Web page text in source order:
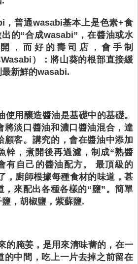
，普通wasabi基本上是色素+食
的“合成wasabi”，在醬油或水
，而好的壽司店，會手制
）：將山葵的根部直接緩
新鮮的wasabi.
使用釀造醬油是基礎中的基礎。
將淡口醬油和濃口醬油混合，達
顧客。講究的，會在醬油中添加
幹，煮開後再過濾，制成“熟醬
有自己的醬油配方。 最頂級的
，廚師根據每種食材的味道，甚
，來配出各種各樣的“鹽”。簡單
，胡椒鹽，紫蘇鹽.
的腌姜，是用來清味蕾的，在一
的中間，吃上一片去掉之前留在